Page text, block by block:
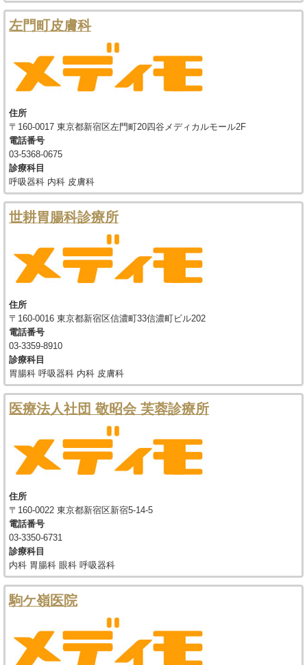
左門町皮膚科
住所
〒160-0017 東京都新宿区左門町20四谷メディカルモール2F
電話番号
03-5368-0675
診療科目
呼吸器科 内科 皮膚科
世耕胃腸科診療所
住所
〒160-0016 東京都新宿区信濃町33信濃町ビル202
電話番号
03-3359-8910
診療科目
胃腸科 呼吸器科 内科 皮膚科
医療法人社団 敬昭会 芙蓉診療所
住所
〒160-0022 東京都新宿区新宿5-14-5
電話番号
03-3350-6731
診療科目
内科 胃腸科 眼科 呼吸器科
駒ケ嶺医院